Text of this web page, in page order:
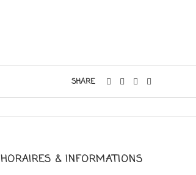
SHARE
HORAIRES & INFORMATIONS